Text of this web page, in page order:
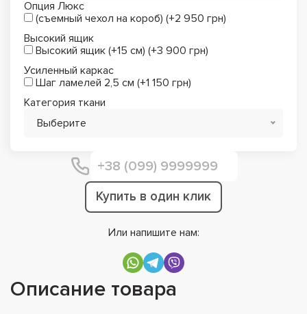
Опция Люкс
(съемный чехол на короб) (+2 950 грн)
Высокий ящик
Высокий ящик (+15 см) (+3 900 грн)
Усиленный каркас
Шаг ламелей 2,5 см (+1 150 грн)
Категория ткани
Выберите
Купить в один клик
Или напишите нам:
Описание товара